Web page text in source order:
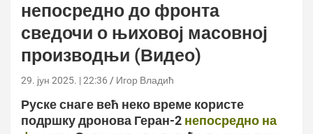
непосредно до фронта
сведочи о њиховој масовној
производњи (Видео)
29. јун 2025. | 22:36 Игор Владић
Руске снаге већ неко време користе
подршку дронова Геран-2 непосредно на